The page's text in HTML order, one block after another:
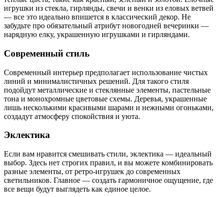
игрушки из стекла, гирлянды, свечи и венки из еловых ветвей
— все это идеально впишется в классический декор. Не
забудьте про обязательный атрибут новогодней вечеринки —
нарядную елку, украшенную игрушками и гирляндами.
Современный стиль
Современный интерьер предполагает использование чистых
линий и минималистичных решений. Для такого стиля
подойдут металлические и стеклянные элементы, пастельные
тона и монохромные цветовые схемы. Деревья, украшенные
лишь несколькими красивыми шарами и нежными огоньками,
создадут атмосферу спокойствия и уюта.
Эклектика
Если вам нравится смешивать стили, эклектика — идеальный
выбор. Здесь нет строгих правил, и вы можете комбинировать
разные элементы, от ретро-игрушек до современных
светильников. Главное — создать гармоничное ощущение, где
все вещи будут выглядеть как единое целое.